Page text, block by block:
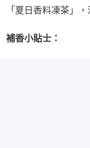
「夏日香料凍茶」
補香小貼士：